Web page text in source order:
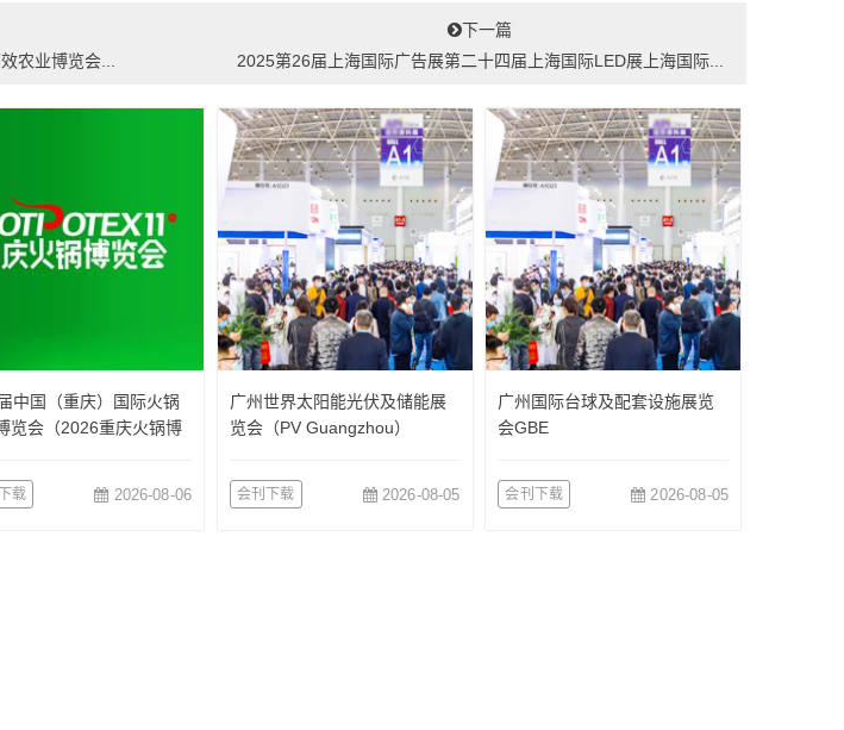
农业博览会...
下一篇
2025第26届上海国际广告展第二十四届上海国际LED展上海国际...
中国（重庆）国际火锅
览会（2026重庆火锅博
载 2026-08-06
广州世界太阳能光伏及储能展
览会（PV Guangzhou）
会刊下载 2026-08-05
广州国际台球及配套设施展览
会GBE
会刊下载 2026-08-05